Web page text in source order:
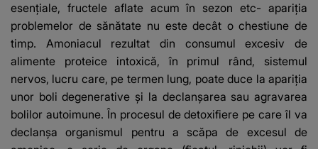
esenţiale, fructele aflate acum în sezon etc- apariţia
problemelor de sănătate nu este decât o chestiune de
timp. Amoniacul rezultat din consumul excesiv de
alimente proteice intoxică, în primul rând, sistemul
nervos, lucru care, pe termen lung, poate duce la apariţia
unor boli degenerative şi la declanşarea sau agravarea
bolilor autoimune. În procesul de detoxifiere pe care îl va
declanşa organismul pentru a scăpa de excesul de